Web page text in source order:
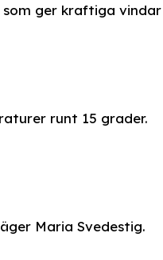
ger kraftiga vindar
runt 15 grader.
Maria Svedestig.